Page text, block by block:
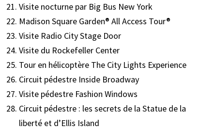
Visite nocturne par Big Bus New York
Madison Square Garden® All Access Tour®
Visite Radio City Stage Door
Visite du Rockefeller Center
Tour en hélicoptère The City Lights Experience
Circuit pédestre Inside Broadway
Visite pédestre Fashion Windows
Circuit pédestre : les secrets de la Statue de la
liberté et d’Ellis Island